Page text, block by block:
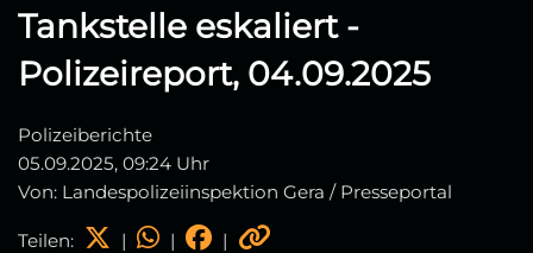
Tankstelle eskaliert -
Polizeireport, 04.09.2025
Polizeiberichte
05.09.2025, 09:24 Uhr
Von: Landespolizeiinspektion Gera / Presseportal
Teilen: | | |